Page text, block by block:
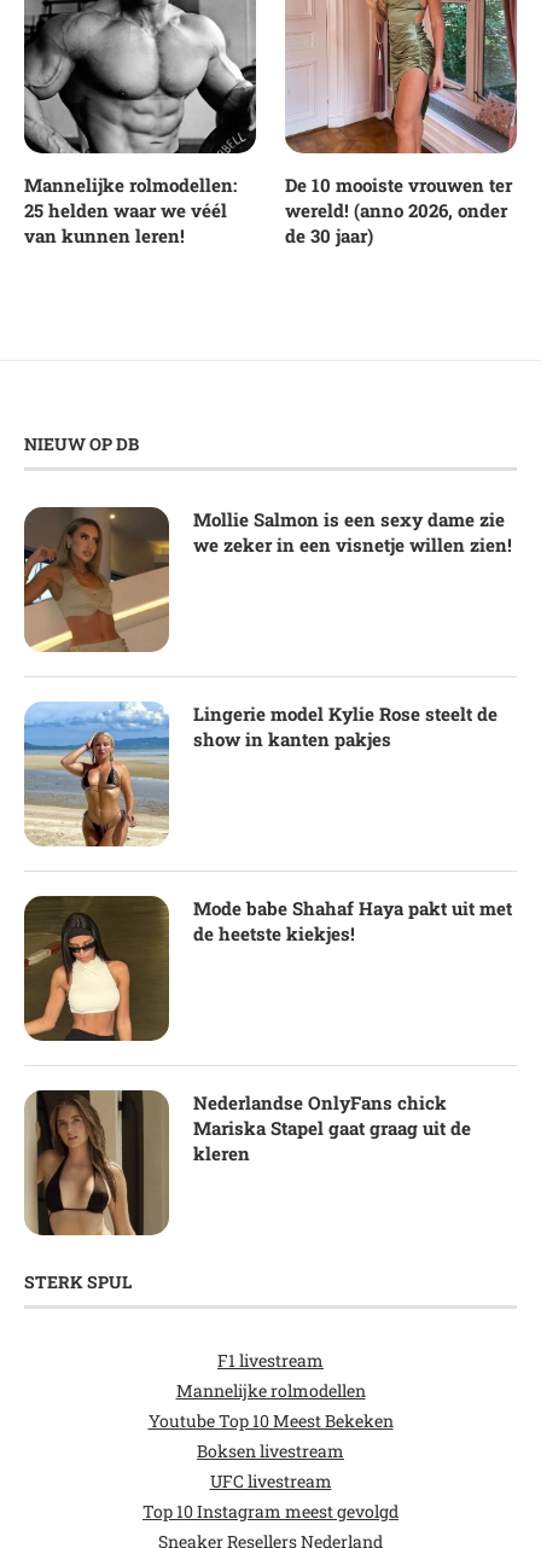
Mannelijke rolmodellen:
25 helden waar we véél
van kunnen leren!
De 10 mooiste vrouwen ter
wereld! (anno 2026, onder
de 30 jaar)
NIEUW OP DB
Mollie Salmon is een sexy dame zie
we zeker in een visnetje willen zien!
Lingerie model Kylie Rose steelt de
show in kanten pakjes
Mode babe Shahaf Haya pakt uit met
de heetste kiekjes!
Nederlandse OnlyFans chick
Mariska Stapel gaat graag uit de
kleren
STERK SPUL
F1 livestream
Mannelijke rolmodellen
Youtube Top 10 Meest Bekeken
Boksen livestream
UFC livestream
Top 10 Instagram meest gevolgd
Sneaker Resellers Nederland